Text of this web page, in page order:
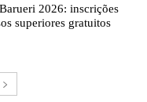
2026: inscrições
superiores gratuitos